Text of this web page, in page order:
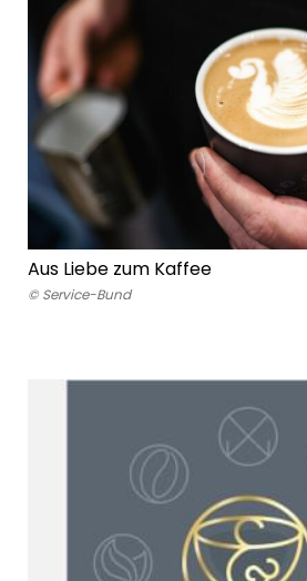
Aus Liebe zum Kaffee
© Service-Bund